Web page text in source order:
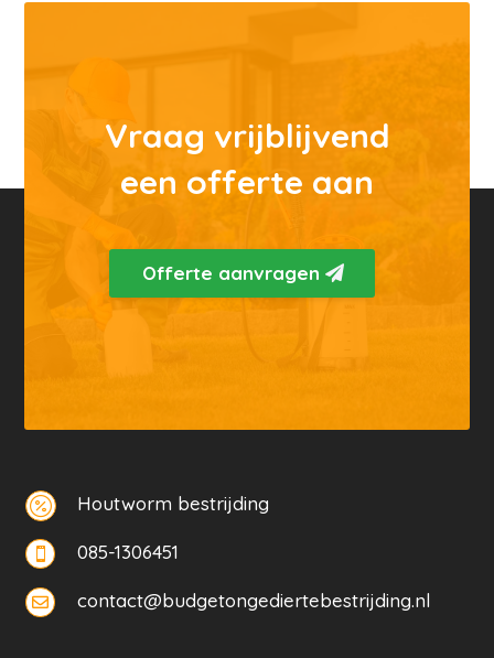
Vraag vrijblijvend
een offerte aan
Offerte aanvragen
 Houtworm bestrijding
 085-1306451
 contact@budgetongediertebestrijding.nl